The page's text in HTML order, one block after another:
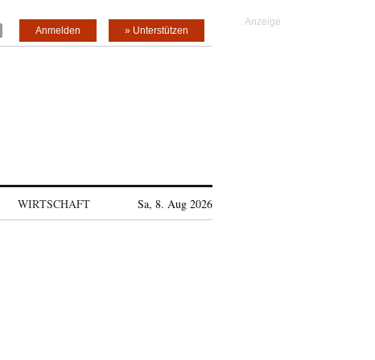
» Unterstützen
Anmelden
WIRTSCHAFT Sa, 8. Aug 2026